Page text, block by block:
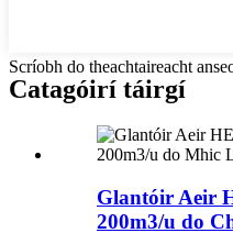
Scríobh do theachtaireacht
Catagóirí táirgí
Glantóir Aeir
200m3/u do